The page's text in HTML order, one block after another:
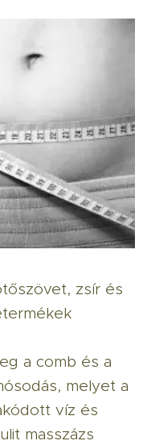
zsír és
a comb és a
melyet a
víz és
masszázs